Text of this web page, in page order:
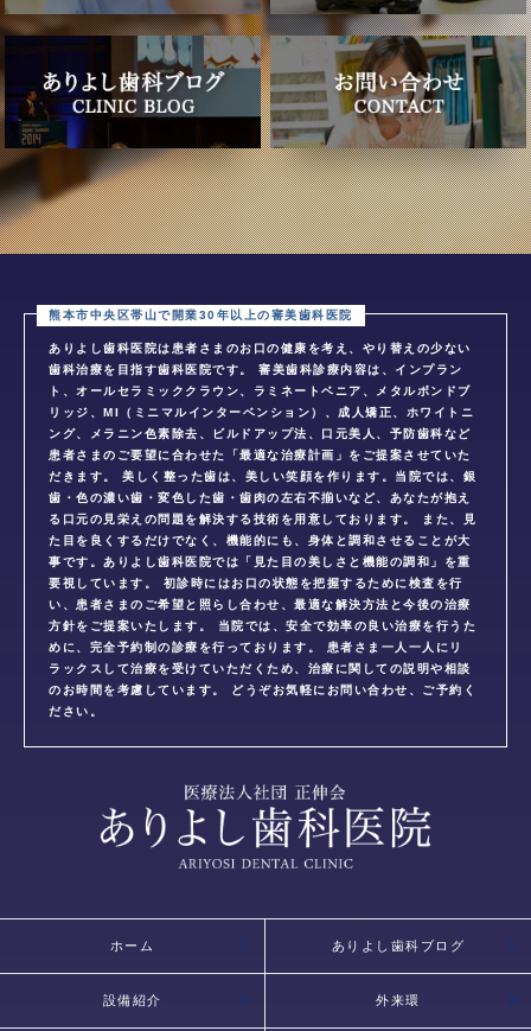
ありよし歯科医院は患者さまのお口の健康を考え、やり替えの少ない
歯科治療を目指す歯科医院です。 審美歯科診療内容は、インプラン
ト、オールセラミッククラウン、ラミネートベニア、メタルボンドブ
リッジ、MI（ミニマルインターベンション）、成人矯正、ホワイトニ
ング、メラニン色素除去、ビルドアップ法、口元美人、予防歯科など
患者さまのご要望に合わせた「最適な治療計画」をご提案させていた
だきます。 美しく整った歯は、美しい笑顔を作ります。当院では、銀
歯・色の濃い歯・変色した歯・歯肉の左右不揃いなど、あなたが抱え
る口元の見栄えの問題を解決する技術を用意しております。 また、見
た目を良くするだけでなく、機能的にも、身体と調和させることが大
事です。ありよし歯科医院では「見た目の美しさと機能の調和」を重
要視しています。 初診時にはお口の状態を把握するために検査を行
い、患者さまのご希望と照らし合わせ、最適な解決方法と今後の治療
方針をご提案いたします。 当院では、安全で効率の良い治療を行うた
めに、完全予約制の診療を行っております。 患者さま一人一人にリ
ラックスして治療を受けていただくため、治療に関しての説明や相談
のお時間を考慮しています。 どうぞお気軽にお問い合わせ、ご予約く
ださい。
ホーム ありよし歯科ブログ
設備紹介 外来環